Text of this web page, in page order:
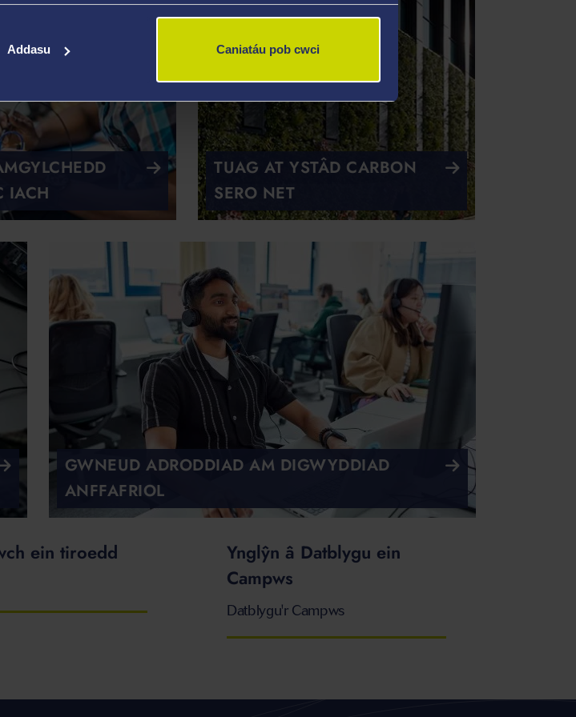
Addasu Caniatáu pob cwci
IACH
TUAG AT YSTÂD CARBON
SERO NET
GWNEUD ADRODDIAD AM DIGWYDDIAD
ANFFAFRIOL
ein tiroedd
Ynglŷn â Datblygu ein
Campws
Datblygu'r Campws